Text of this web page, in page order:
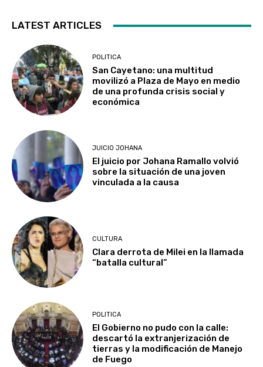
LATEST ARTICLES
POLITICA
San Cayetano: una multitud
movilizó a Plaza de Mayo en medio
de una profunda crisis social y
económica
JUICIO JOHANA
El juicio por Johana Ramallo volvió
sobre la situación de una joven
vinculada a la causa
CULTURA
Clara derrota de Milei en la llamada
“batalla cultural”
POLITICA
El Gobierno no pudo con la calle:
descartó la extranjerización de
tierras y la modificación de Manejo
de Fuego